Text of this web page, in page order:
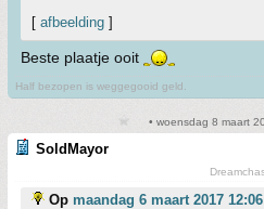
[ afbeelding ]
Beste plaatje ooit
Half bezopen is weggegooid geld.
• woensdag 8 maart
SoldMayor
Op maandag 6 maart 2017 12:06